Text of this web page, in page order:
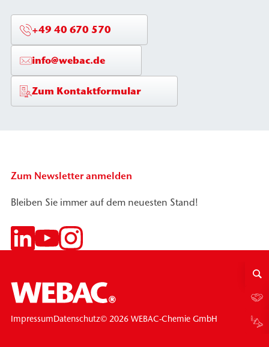
+49 40 670 570
info@webac.de
Zum Kontaktformular
Zum Newsletter anmelden
Bleiben Sie immer auf dem neuesten Stand!
© 2026 WEBAC-Chemie GmbH
ImpressumDatenschutz